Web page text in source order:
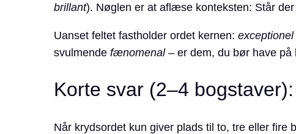
brillant). Nøglen er at aflæse konteksten: Står
Uanset feltet fastholder ordet kernen:
svulmende fænomenal– er dem, du bør have på
Korte svar (2–4
Når krydsordet kun giver plads til to, tre eller